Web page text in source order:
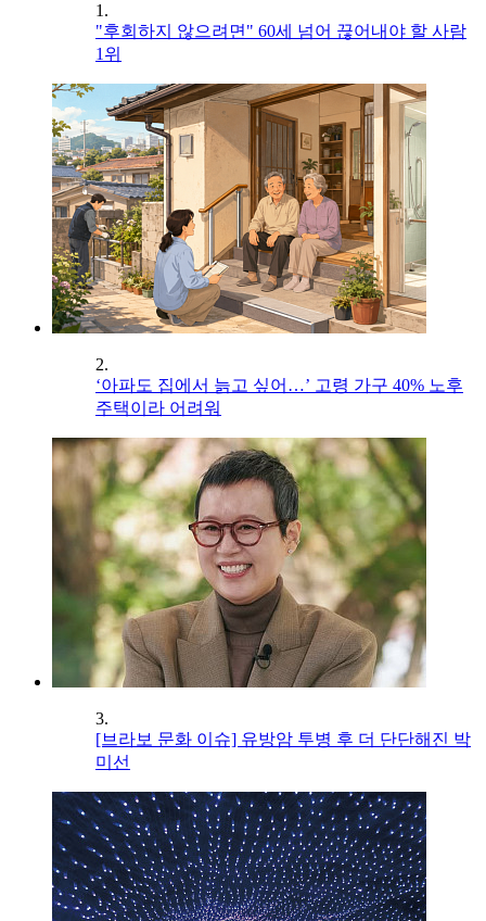
1.
"후회하지 않으려면" 60세 넘어 끊어내야 할 사람
1위
2.
‘아파도 집에서 늙고 싶어…’ 고령 가구 40% 노후
주택이라 어려워
3.
[브라보 문화 이슈] 유방암 투병 후 더 단단해진 박
미선